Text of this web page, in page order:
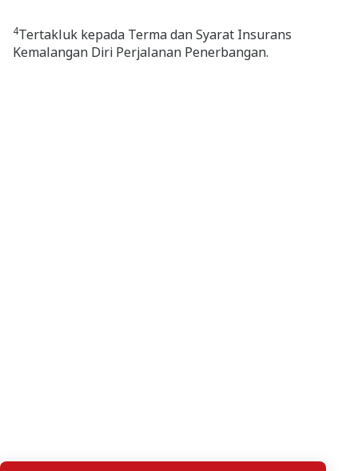
4Tertakluk kepada Terma dan Syarat Insurans
Kemalangan Diri Perjalanan Penerbangan.